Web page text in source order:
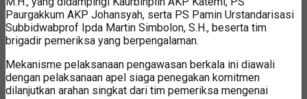
Paurgakkum AKP Johansyah, serta PS Pamin Urstandarisasi
Subbidwabprof Ipda Martin Simbolon, S.H., beserta tim
brigadir pemeriksa yang berpengalaman.
Mekanisme pelaksanaan pengawasan berkala ini diawali
dengan pelaksanaan apel siaga penegakan komitmen
dilanjutkan arahan singkat dari tim pemeriksa mengenai